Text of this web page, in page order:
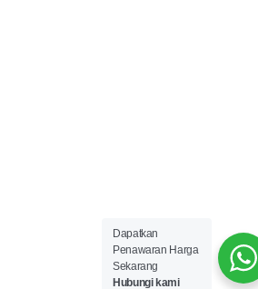
Dapatkan
Penawaran Harga
Sekarang
Hubungi kami